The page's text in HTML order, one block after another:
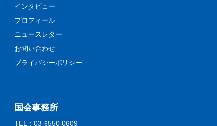
インタビュー
プロフィール
ニュースレター
お問い合わせ
プライバシーポリシー
国会事務所
TEL：03-6550-0609